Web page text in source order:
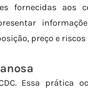
fornecidas aos
preço e riscos
Essa prática